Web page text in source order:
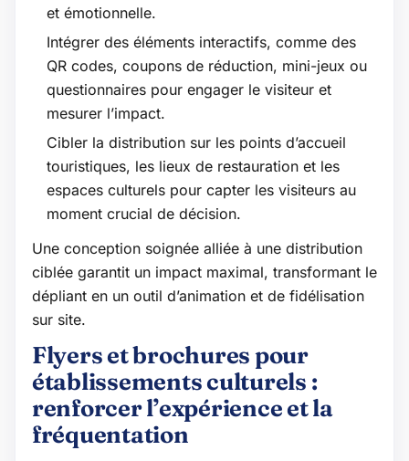
et émotionnelle.
Intégrer des éléments interactifs, comme des
QR codes, coupons de réduction, mini-jeux ou
questionnaires pour engager le visiteur et
mesurer l’impact.
Cibler la distribution sur les points d’accueil
touristiques, les lieux de restauration et les
espaces culturels pour capter les visiteurs au
moment crucial de décision.
Une conception soignée alliée à une distribution
ciblée garantit un impact maximal, transformant le
dépliant en un outil d’animation et de fidélisation
sur site.
Flyers et brochures pour
établissements culturels :
renforcer l’expérience et la
fréquentation